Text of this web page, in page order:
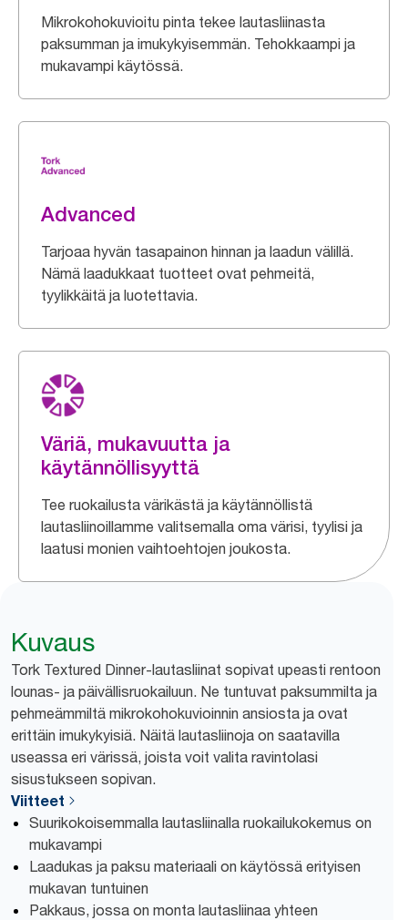
Mikrokohokuvioitu pinta tekee lautasliinasta
paksumman ja imukykyisemmän. Tehokkaampi ja
mukavampi käytössä.
Advanced
Tarjoaa hyvän tasapainon hinnan ja laadun välillä.
Nämä laadukkaat tuotteet ovat pehmeitä,
tyylikkäitä ja luotettavia.
Väriä, mukavuutta ja
käytännöllisyyttä
Tee ruokailusta värikästä ja käytännöllistä
lautasliinoillamme valitsemalla oma värisi, tyylisi ja
laatusi monien vaihtoehtojen joukosta.
Kuvaus
Tork Textured Dinner-lautasliinat sopivat upeasti rentoon
lounas- ja päivällisruokailuun. Ne tuntuvat paksummilta ja
pehmeämmiltä mikrokohokuvioinnin ansiosta ja ovat
erittäin imukykyisiä. Näitä lautasliinoja on saatavilla
useassa eri värissä, joista voit valita ravintolasi
sisustukseen sopivan.
Viitteet
Suurikokoisemmalla lautasliinalla ruokailukokemus on
mukavampi
Laadukas ja paksu materiaali on käytössä erityisen
mukavan tuntuinen
Pakkaus, jossa on monta lautasliinaa yhteen